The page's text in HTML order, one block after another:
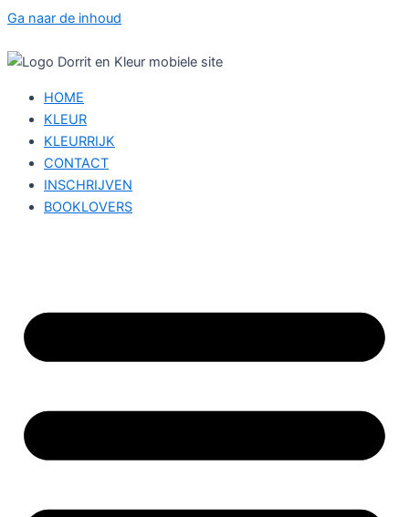
Ga naar de inhoud
HOME
KLEUR
KLEURRIJK
CONTACT
INSCHRIJVEN
BOOKLOVERS